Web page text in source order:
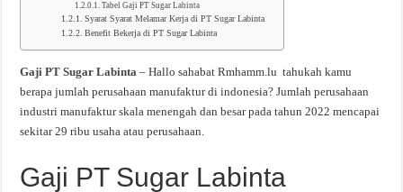
Tabel Gaji PT Sugar Labinta
Syarat Syarat Melamar Kerja di PT Sugar Labinta
Benefit Bekerja di PT Sugar Labinta
Gaji PT Sugar Labinta – Hallo sahabat Rmhamm.lu tahukah kamu
berapa jumlah perusahaan manufaktur di indonesia? Jumlah perusahaan
industri manufaktur skala menengah dan besar pada tahun 2022 mencapai
sekitar 29 ribu usaha atau perusahaan.
Gaji PT Sugar Labinta